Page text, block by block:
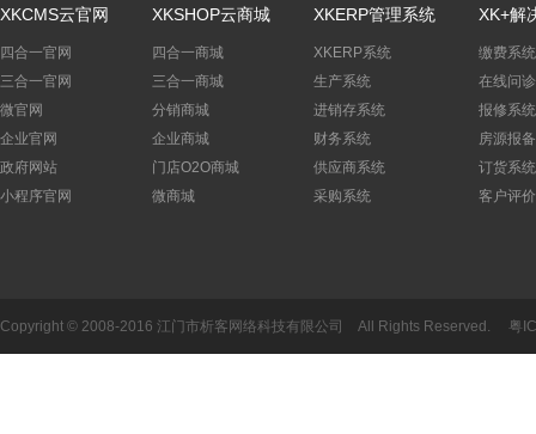
XKCMS云官网
四合一官网
三合一官网
微官网
企业官网
政府网站
小程序官网
XKSHOP云商城
四合一商城
三合一商城
分销商城
企业商城
门店O2O商城
微商城
XKERP管理系统
XKERP系统
生产系统
进销存系统
财务系统
供应商系统
采购系统
XK+解
缴费系统
在线问
报修系
房源报
订货系统
客户评价
Copyright © 2008-2016 江门市析客网络科技有限公司 All Rights Reserved. 粤